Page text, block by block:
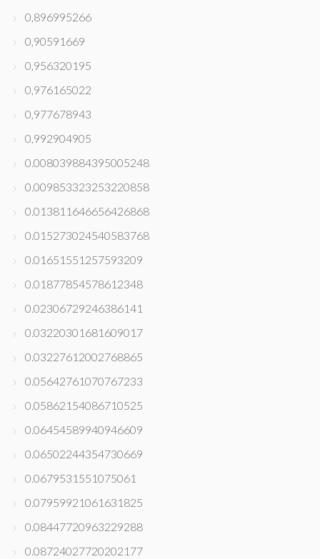
0,896995266
0,90591669
0,956320195
0,976165022
0,977678943
0,992904905
0.008039884395005248
0.009853323253220858
0.013811646656426868
0.015273024540583768
0.01651551257593209
0.01877854578612348
0.02306729246386141
0.03220301681609017
0.03227612002768865
0.05642761070767233
0.05862154086710525
0.06454589940946609
0.06502244354730669
0.0679531551075061
0.07959921061631825
0.08447720963229288
0.08724027720202177